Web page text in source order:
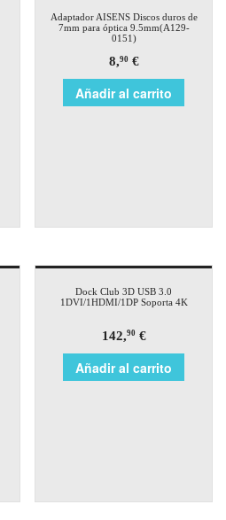
Adaptador AISENS Discos duros de
7mm para óptica 9.5mm(A129-
0151)
8,90€
Añadir al carrito
Dock Club 3D USB 3.0
1DVI/1HDMI/1DP Soporta 4K
142,90€
Añadir al carrito